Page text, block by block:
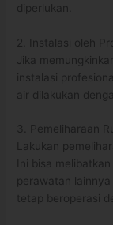
diperlukan.
2. Instalasi oleh
Jika
instalasi
air dilakukan
3. Pemeliharaan
Lakukan
Ini bisa
perawatan
tetap beroperasi